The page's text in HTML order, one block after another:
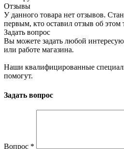
Отзывы
У данного товара нет отзывов.
первым, кто оставил отзыв об этом
Задать вопрос
Вы можете задать любой
или работе магазина.
Наши квалифицированные
помогут.
Задать вопрос
Вопрос *